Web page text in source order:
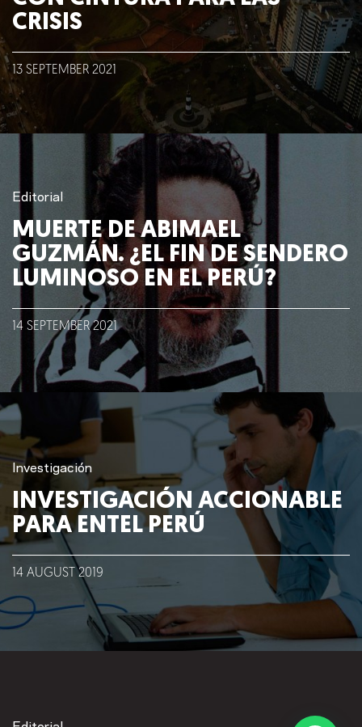
CRISIS
13 SEPTEMBER 2021
Editorial
MUERTE DE ABIMAEL
GUZMÁN. ¿EL FIN DE SENDERO
LUMINOSO EN EL PERÚ?
14 SEPTEMBER 2021
Investigación
INVESTIGACIÓN ACCIONABLE
PARA ENTEL PERÚ
14 AUGUST 2019